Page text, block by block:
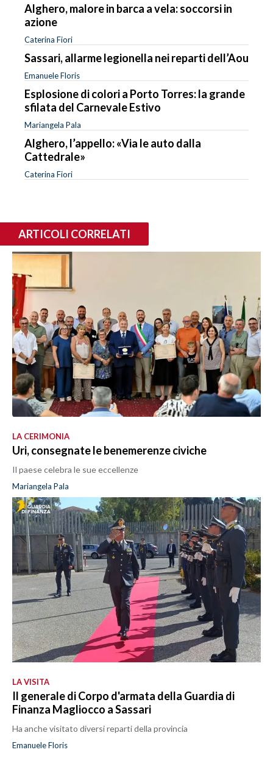
Alghero, malore in barca a vela: soccorsi in
azione
Caterina Fiori
Sassari, allarme legionella nei reparti dell’Aou
Emanuele Floris
Esplosione di colori a Porto Torres: la grande
sfilata del Carnevale Estivo
Mariangela Pala
Alghero, l’appello: «Via le auto dalla
Cattedrale»
Caterina Fiori
ARTICOLI CORRELATI
LA CERIMONIA
Uri, consegnate le benemerenze civiche
Il paese celebra le sue eccellenze
Mariangela Pala
LA VISITA
Il generale di Corpo d'armata della Guardia di
Finanza Magliocco a Sassari
Ha anche visitato diversi reparti della provincia
Emanuele Floris